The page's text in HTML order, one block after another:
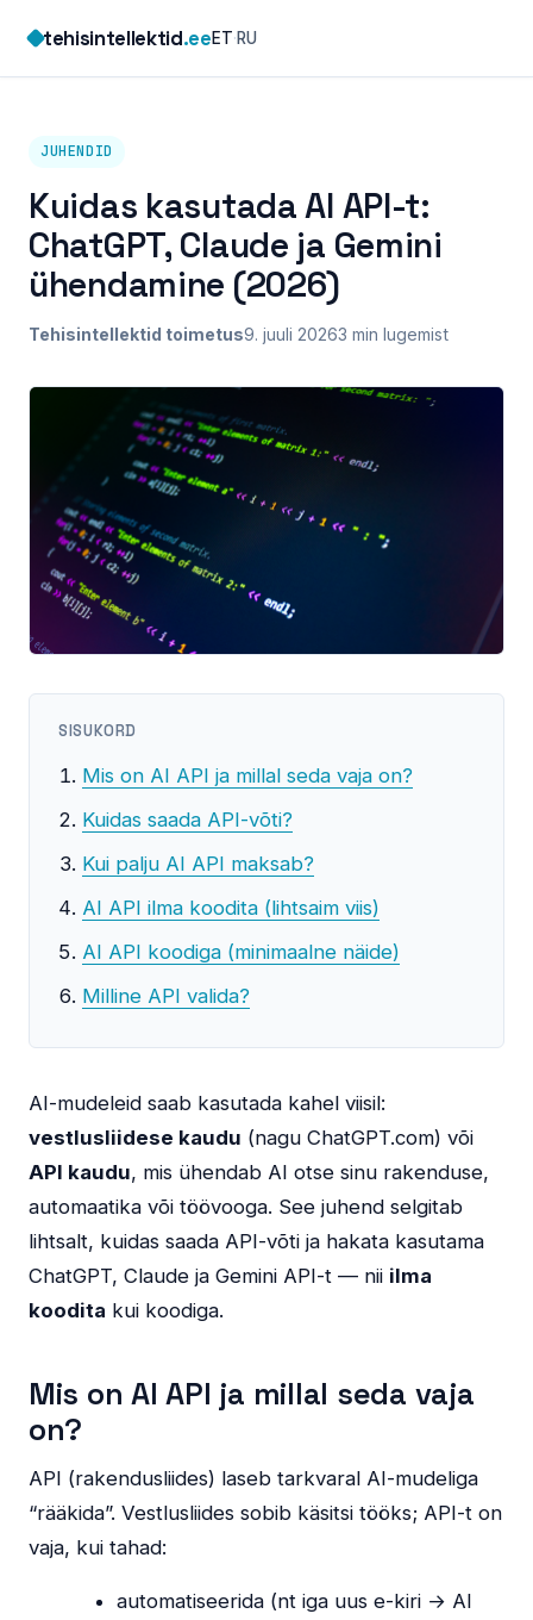
content
tehisintellektid.eeET·RU
JUHENDID
Kuidas kasutada AI API-t:
ChatGPT, Claude ja Gemini
ühendamine (2026)
Tehisintellektid toimetus9. juuli 20263 min lugemist
SISUKORD
Mis on AI API ja millal seda vaja on?
Kuidas saada API-võti?
Kui palju AI API maksab?
AI API ilma koodita (lihtsaim viis)
AI API koodiga (minimaalne näide)
Milline API valida?
AI-mudeleid saab kasutada kahel viisil:
vestlusliidese kaudu (nagu ChatGPT.com) või
API kaudu, mis ühendab AI otse sinu rakenduse,
automaatika või töövooga. See juhend selgitab
lihtsalt, kuidas saada API-võti ja hakata kasutama
ChatGPT, Claude ja Gemini API-t — nii ilma
koodita kui koodiga.
Mis on AI API ja millal seda vaja
on?
API (rakendusliides) laseb tarkvaral AI-mudeliga
“rääkida”. Vestlusliides sobib käsitsi tööks; API-t on
vaja, kui tahad:
automatiseerida (nt iga uus e-kiri → AI